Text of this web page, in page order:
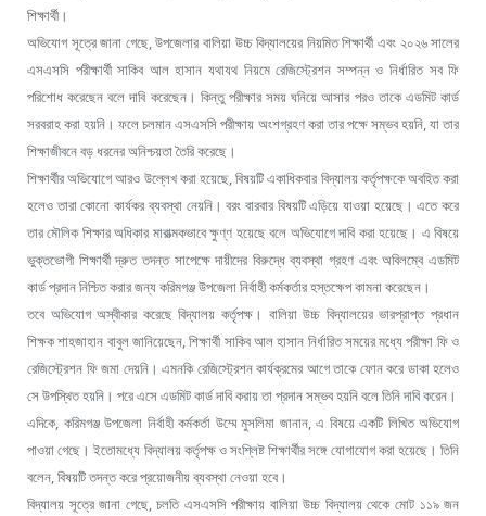
শিক্ষার্থী।
অভিযোগ সূত্রে জানা গেছে,উপজেলার বালিয়া উচ্চ বিদ্যালয়ের নিয়মিত শিক্ষার্থী এবং ২০২৬ সালের
এসএসসি পরীক্ষার্থী সাকিব আল হাসান যথাযথ নিয়মে রেজিস্ট্রেশন সম্পন্ন ও নির্ধারিত সব ফি
পরিশোধ করেছেন বলে দাবি করেছেন। কিন্তু পরীক্ষার সময় ঘনিয়ে আসার পরও তাকে এডমিট কার্ড
সরবরাহ করা হয়নি। ফলে চলমান এসএসসি পরীক্ষায় অংশগ্রহণ করা তার পক্ষে সম্ভব হয়নি,যা তার
শিক্ষাজীবনে বড় ধরনের অনিশ্চয়তা তৈরি করেছে।
শিক্ষার্থীর অভিযোগে আরও উল্লেখ করা হয়েছে,বিষয়টি একাধিকবার বিদ্যালয় কর্তৃপক্ষকে অবহিত করা
হলেও তারা কোনো কার্যকর ব্যবস্থা নেয়নি। বরং বারবার বিষয়টি এড়িয়ে যাওয়া হয়েছে। এতে করে
তার মৌলিক শিক্ষার অধিকার মারাত্মকভাবে ক্ষুণ্ণ হয়েছে বলে অভিযোগে দাবি করা হয়েছে। এ বিষয়ে
ভুক্তভোগী শিক্ষার্থী দ্রুত তদন্ত সাপেক্ষে দায়ীদের বিরুদ্ধে ব্যবস্থা গ্রহণ এবং অবিলম্বে এডমিট
কার্ড প্রদান নিশ্চিত করার জন্য করিমগঞ্জ উপজেলা নির্বাহী কর্মকর্তার হস্তক্ষেপ কামনা করেছেন।
তবে অভিযোগ অস্বীকার করেছে বিদ্যালয় কর্তৃপক্ষ। বালিয়া উচ্চ বিদ্যালয়ের ভারপ্রাপ্ত প্রধান
শিক্ষক শাহজাহান বাবুল জানিয়েছেন,শিক্ষার্থী সাকিব আল হাসান নির্ধারিত সময়ের মধ্যে পরীক্ষা ফি ও
রেজিস্ট্রেশন ফি জমা দেয়নি। এমনকি রেজিস্ট্রেশন কার্যক্রমের আগে তাকে ফোন করে ডাকা হলেও
সে উপস্থিত হয়নি। পরে এসে এডমিট কার্ড দাবি করায় তা প্রদান সম্ভব হয়নি বলে তিনি দাবি করেন।
এদিকে, করিমগঞ্জ উপজেলা নির্বাহী কর্মকর্তা উম্মে মুসলিমা জানান, এ বিষয়ে একটি লিখিত অভিযোগ
পাওয়া গেছে। ইতোমধ্যে বিদ্যালয় কর্তৃপক্ষ ও সংশ্লিষ্ট শিক্ষার্থীর সঙ্গে যোগাযোগ করা হয়েছে। তিনি
বলেন, বিষয়টি তদন্ত করে প্রয়োজনীয় ব্যবস্থা নেওয়া হবে।
বিদ্যালয় সূত্রে জানা গেছে,চলতি এসএসসি পরীক্ষায় বালিয়া উচ্চ বিদ্যালয় থেকে মোট ১১৯ জন